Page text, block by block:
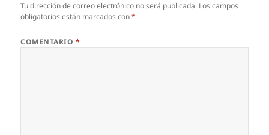
Tu dirección de correo electrónico no será publicada. Los campos
obligatorios están marcados con*
COMENTARIO *